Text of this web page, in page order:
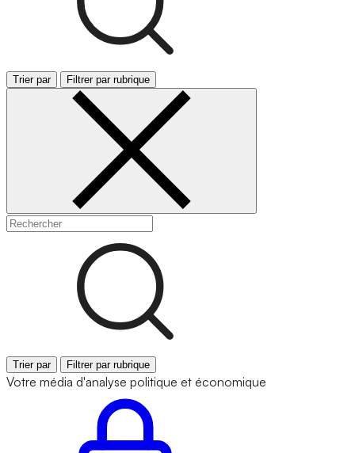
Trier par Filtrer par rubrique
Trier par Filtrer par rubrique
Votre média d'analyse politique et économique